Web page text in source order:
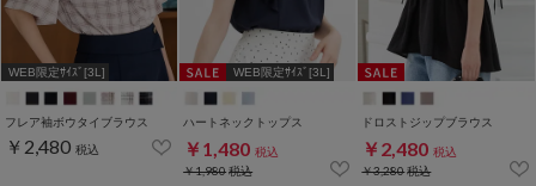
WEB限定ｻｲｽﾞ[3L]
フレア袖ボウタイブラウス
￥2,480 税込
WEB限定ｻｲｽﾞ[3L]
ハートネックトップス
￥1,480 税込
￥1,980税込
ドロストジップブラウス
￥2,480 税込
￥3,280税込